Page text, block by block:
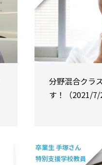
分野混合クラ
す！（2021/7/
卒業生 手塚さん
特別支援学校教員